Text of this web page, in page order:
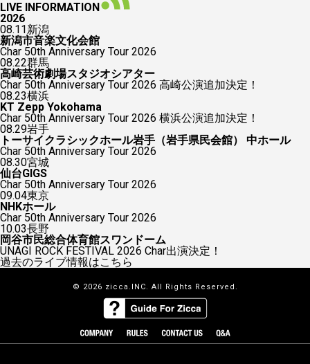
LIVE INFORMATION
2026
08.11新潟
新潟市音楽文化会館
Char 50th Anniversary Tour 2026
08.22群馬
高崎芸術劇場スタジオシアター
Char 50th Anniversary Tour 2026 高崎公演追加決定！
08.23横浜
KT Zepp Yokohama
Char 50th Anniversary Tour 2026 横浜公演追加決定！
08.29岩手
トーサイクラシックホール岩手（岩手県民会館） 中ホール
Char 50th Anniversary Tour 2026
08.30宮城
仙台GIGS
Char 50th Anniversary Tour 2026
09.04東京
NHKホール
Char 50th Anniversary Tour 2026
10.03長野
岡谷市民総合体育館スワンドーム
UNAGI ROCK FESTIVAL 2026 Char出演決定！
過去のライブ情報はこちら
© 2026 zicca.INC. All Rights Reserved.